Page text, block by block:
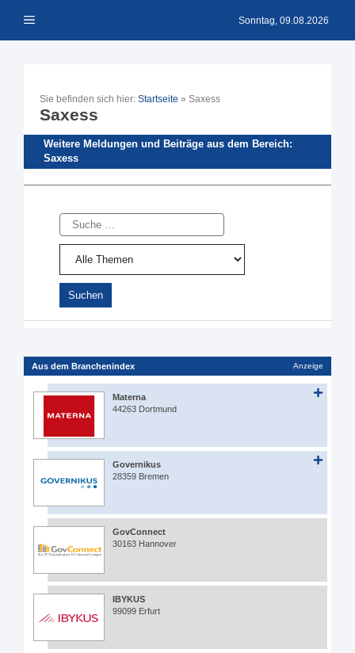
Inhalt Menü Sonntag, 09.08.2026
Sie befinden sich hier: Startseite » Saxess
Saxess
Weitere Meldungen und Beiträge aus dem Bereich:
Saxess
Suche
Aus dem Branchenindex Anzeige
Materna
44263 Dortmund
Governikus
28359 Bremen
GovConnect
30163 Hannover
IBYKUS
99099 Erfurt